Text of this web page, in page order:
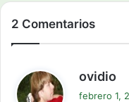
2 Comentarios
ovidio
febrero 1,